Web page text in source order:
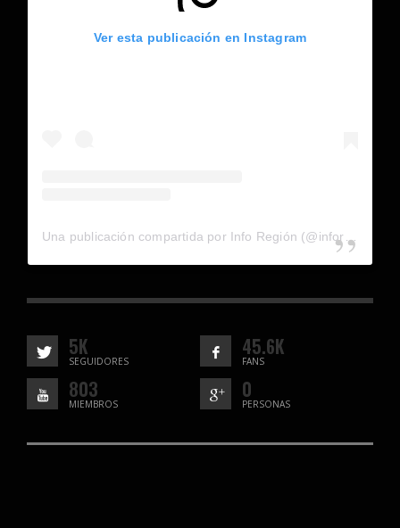
Ver esta publicación en Instagram
5K
SEGUIDORES
45.6K
FANS
803
MIEMBROS
0
PERSONAS